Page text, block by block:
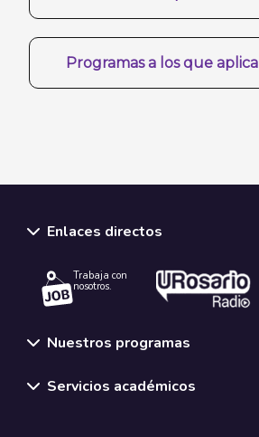
Programas a los que aplica
Enlaces directos
Trabaja con
nosotros.
Nuestros programas
Servicios académicos